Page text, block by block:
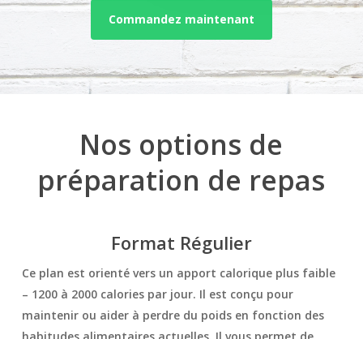
Commandez maintenant
Nos options de
préparation de repas
Format Régulier
Ce plan est orienté vers un apport calorique plus faible
– 1200 à 2000 calories par jour. Il est conçu pour
maintenir ou aider à perdre du poids en fonction des
habitudes alimentaires actuelles. Il vous permet de